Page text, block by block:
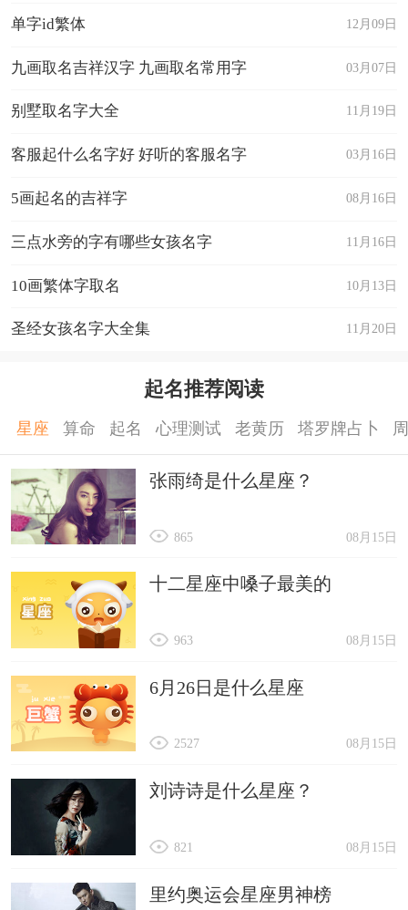
12月09日
单字id繁体
03月07日
九画取名吉祥汉字 九画取名常用字
11月19日
别墅取名字大全
03月16日
客服起什么名字好 好听的客服名字
08月16日
5画起名的吉祥字
11月16日
三点水旁的字有哪些女孩名字
10月13日
10画繁体字取名
11月20日
圣经女孩名字大全集
起名推荐阅读
星座 算命 起名 心理测试 老黄历 塔罗牌占卜
张雨绮是什么星座？
08月15日
865
十二星座中嗓子最美的
08月15日
963
6月26日是什么星座
08月15日
2527
刘诗诗是什么星座？
08月15日
821
里约奥运会星座男神榜